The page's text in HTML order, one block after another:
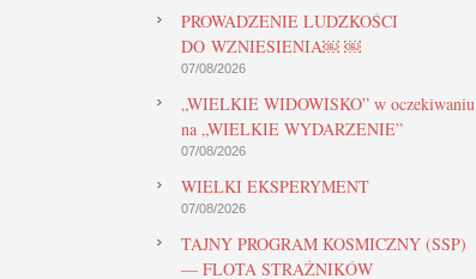
PROWADZENIE LUDZKOŚCI
DO WZNIESIENIA￼ ￼
07/08/2026
„WIELKIE WIDOWISKO” w oczekiwaniu
na „WIELKIE WYDARZENIE”
07/08/2026
WIELKI EKSPERYMENT
07/08/2026
TAJNY PROGRAM KOSMICZNY (SSP)
— FLOTA STRAŻNIKÓW